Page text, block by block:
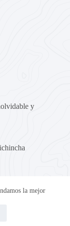
la mejor
y
los